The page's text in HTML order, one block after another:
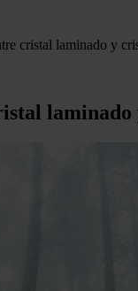
cristal laminado y